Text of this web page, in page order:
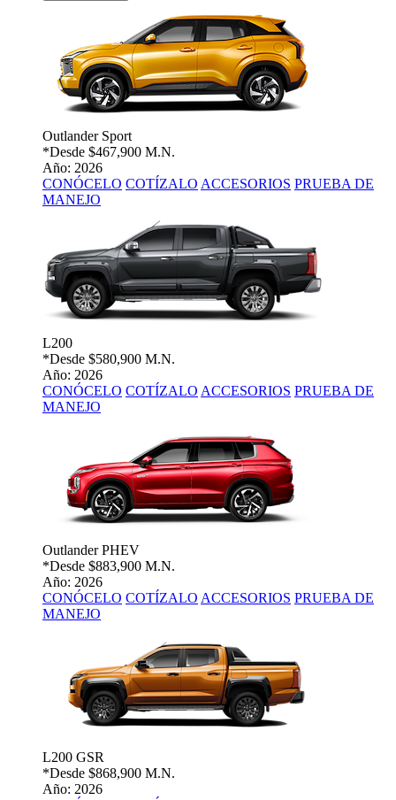
Outlander Sport
*Desde $467,900 M.N.
Año: 2026
CONÓCELO COTÍZALO ACCESORIOS PRUEBA DE
MANEJO
L200
*Desde $580,900 M.N.
Año: 2026
CONÓCELO COTÍZALO ACCESORIOS PRUEBA DE
MANEJO
Outlander PHEV
*Desde $883,900 M.N.
Año: 2026
CONÓCELO COTÍZALO ACCESORIOS PRUEBA DE
MANEJO
L200 GSR
*Desde $868,900 M.N.
Año: 2026